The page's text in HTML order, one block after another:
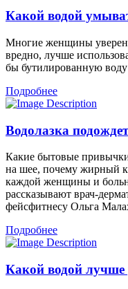
Какой водой
Многие женщины
вредно, лучше
бы бутилированную воду
Подробнее
Водолазка
Какие бытовые
на шее, почему жирный
каждой женщины и
рассказывают врач-
фейсфитнесу Ольга
Подробнее
Какой водой